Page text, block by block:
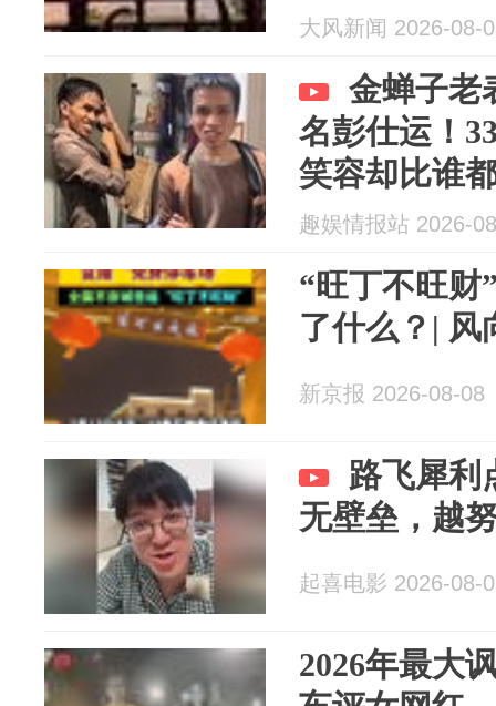
排！
大风新闻 2026-08-
金蝉子老
名彭仕运！
笑容却比谁
薪日买个鸭
趣娱情报站 2026-
“旺丁不旺财
了什么？| 风
新京报 2026-08-08
路飞犀利
无壁垒，越
起喜电影 2026-08-
2026年最大